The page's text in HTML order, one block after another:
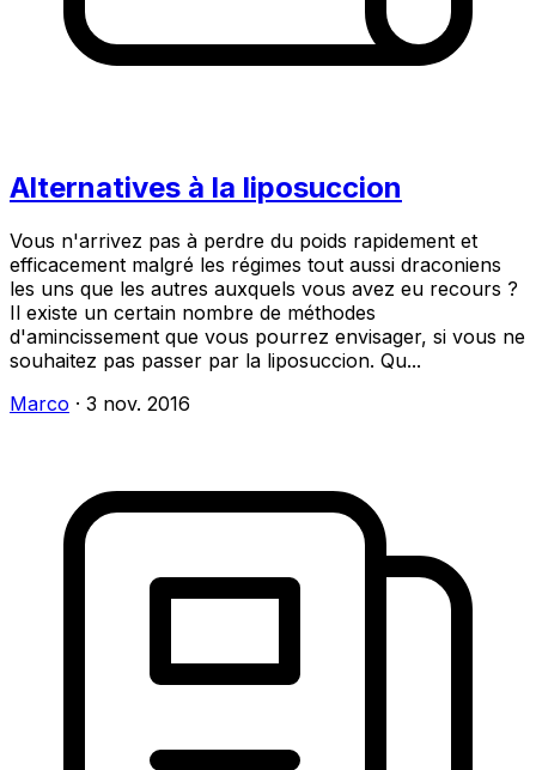
Alternatives à la liposuccion
Vous n'arrivez pas à perdre du poids rapidement et
efficacement malgré les régimes tout aussi draconiens
les uns que les autres auxquels vous avez eu recours ?
Il existe un certain nombre de méthodes
d'amincissement que vous pourrez envisager, si vous ne
souhaitez pas passer par la liposuccion. Qu...
Marco · 3 nov. 2016